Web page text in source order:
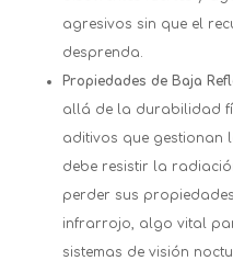
agresivos sin que el
desprenda.
Propiedades de Baja
allá de la durabilidad
aditivos que gestionan
debe resistir la
perder sus
infrarrojo, algo vital
sistemas de visión